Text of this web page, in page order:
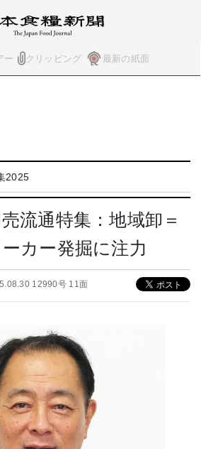
ー クリッピング 最新の紙面
2025
流通特集：地域卸＝
カー発掘に注力
12990号 11面